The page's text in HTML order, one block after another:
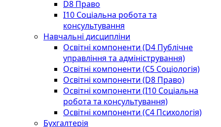
D8 Право
I10 Соціальна робота та
консультування
Навчальні дисципліни
Освітні компоненти (D4 Публічне
управління та адміністрування)
Освітні компоненти (С5 Соціологія)
Освітні компоненти (D8 Право)
Освітні компоненти (I10 Соціальна
робота та консультування)
Освітні компоненти (С4 Психологія)
Бухгалтерія